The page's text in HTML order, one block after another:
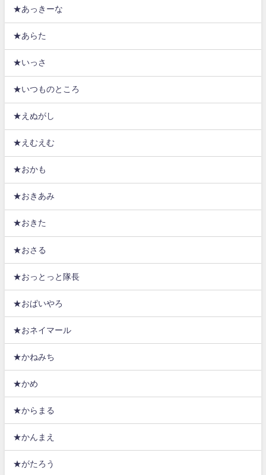
★あっきーな
★あらた
★いっさ
★いつものところ
★えぬがし
★えむえむ
★おかも
★おきあみ
★おきた
★おさる
★おっとっと隊長
★おぱいやろ
★おネイマール
★かねみち
★かめ
★からまる
★かんまえ
★がたろう